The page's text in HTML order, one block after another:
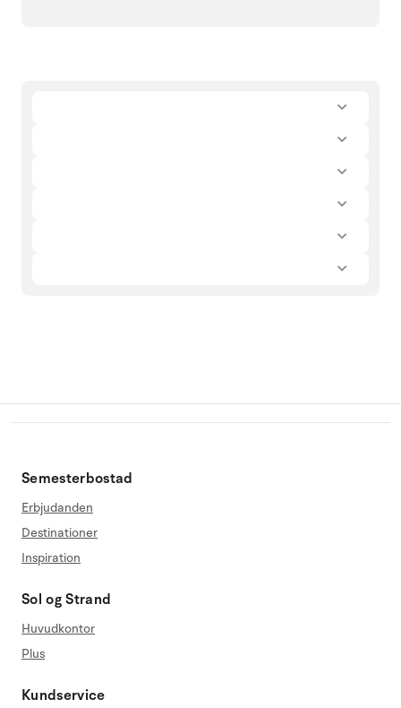
Semesterbostad
Erbjudanden
Destinationer
Inspiration
Sol og Strand
Huvudkontor
Plus
Kundservice